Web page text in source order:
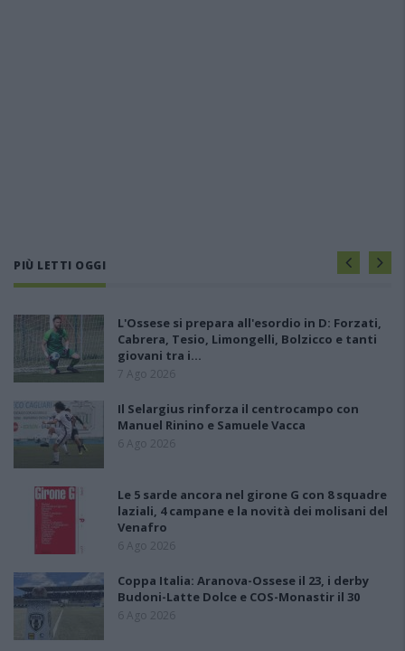
PIÙ LETTI OGGI
L'Ossese si prepara all'esordio in D: Forzati,
Cabrera, Tesio, Limongelli, Bolzicco e tanti
giovani tra i…
7 Ago 2026
Il Selargius rinforza il centrocampo con
Manuel Rinino e Samuele Vacca
6 Ago 2026
Le 5 sarde ancora nel girone G con 8 squadre
laziali, 4 campane e la novità dei molisani del
Venafro
6 Ago 2026
Coppa Italia: Aranova-Ossese il 23, i derby
Budoni-Latte Dolce e COS-Monastir il 30
6 Ago 2026